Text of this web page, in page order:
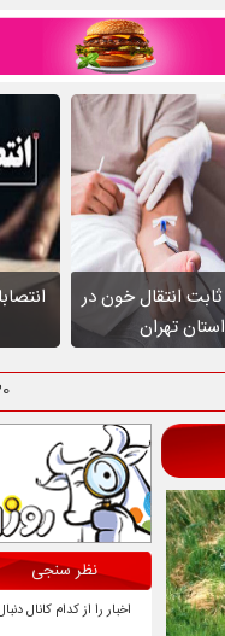
مرکز ثابت انتقال خون در
تهران
نظر سنجی
اخبار را از کدام کانال